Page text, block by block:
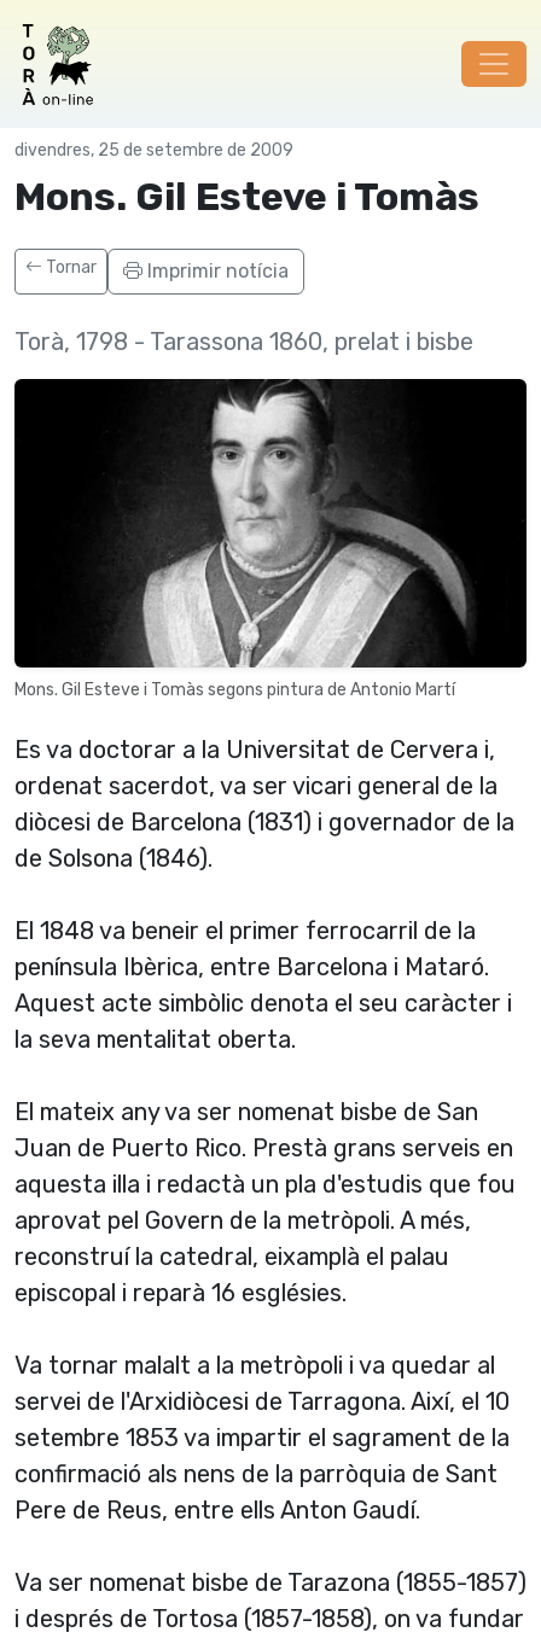
divendres, 25 de setembre de 2009
Mons. Gil Esteve i Tomàs
Tornar Imprimir notícia
Torà, 1798 - Tarassona 1860, prelat i bisbe
Mons. Gil Esteve i Tomàs segons pintura de Antonio Martí
Es va doctorar a la Universitat de Cervera i,
ordenat sacerdot, va ser vicari general de la
diòcesi de Barcelona (1831) i governador de la
de Solsona (1846).
El 1848 va beneir el primer ferrocarril de la
pení­nsula Ibèrica, entre Barcelona i Mataró.
Aquest acte simbòlic denota el seu caràcter i
la seva mentalitat oberta.
El mateix any va ser nomenat bisbe de San
Juan de Puerto Rico. Prestà grans serveis en
aquesta illa i redactà un pla d'estudis que fou
aprovat pel Govern de la metròpoli. A més,
reconstruí­ la catedral, eixamplà el palau
episcopal i reparà 16 esglésies.
Va tornar malalt a la metròpoli i va quedar al
servei de l'Arxidiòcesi de Tarragona. Així­, el 10
setembre 1853 va impartir el sagrament de la
confirmació als nens de la parròquia de Sant
Pere de Reus, entre ells Anton Gaudí­.
Va ser nomenat bisbe de Tarazona (1855-1857)
i després de Tortosa (1857-1858), on va fundar